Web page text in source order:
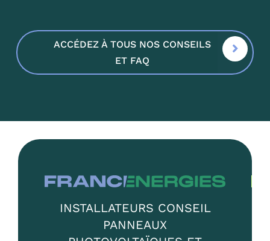
ACCÉDEZ À TOUS NOS CONSEILS
ET FAQ
INSTALLATEURS CONSEIL
PANNEAUX